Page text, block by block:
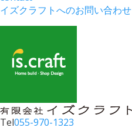
イズクラフトへのお問い合わせ
Tel055-970-1323